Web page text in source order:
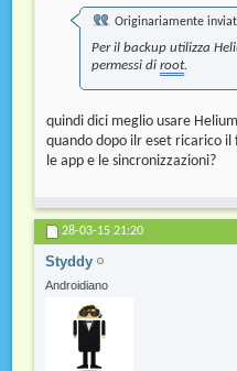
Originariamente
Per il backup utilizza
permessi diroot.
quindi dici meglio usare
quando dopo ilr eset ricarico
le app e le sincronizzazioni?
28-03-1521:20
Styddy
Androidiano